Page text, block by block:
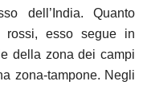
dell’India. Quanto
rossi, esso segue in
della zona dei campi
zona-tampone. Negli